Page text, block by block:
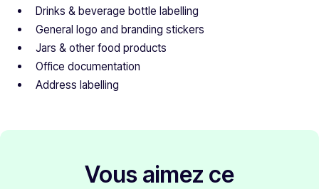
Drinks & beverage bottle labelling
General logo and branding stickers
Jars & other food products
Office documentation
Address labelling
Vous aimez ce